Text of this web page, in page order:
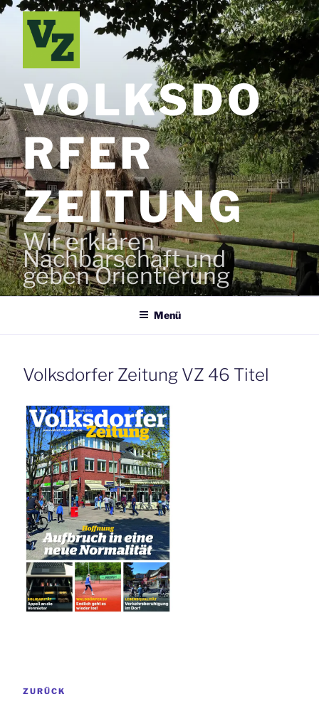
Zum
Inhalt
springen
VOLKSDO
RFER
ZEITUNG
Wir erklären
Nachbarschaft und
geben Orientierung
Menü
Volksdorfer Zeitung VZ 46 Titel
Vorheriger
ZURÜCK